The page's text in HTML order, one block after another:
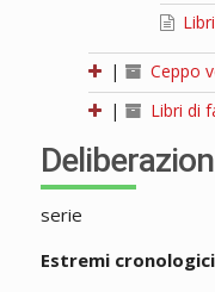
|
Ceppo
|
Libri di
serie
Estremi